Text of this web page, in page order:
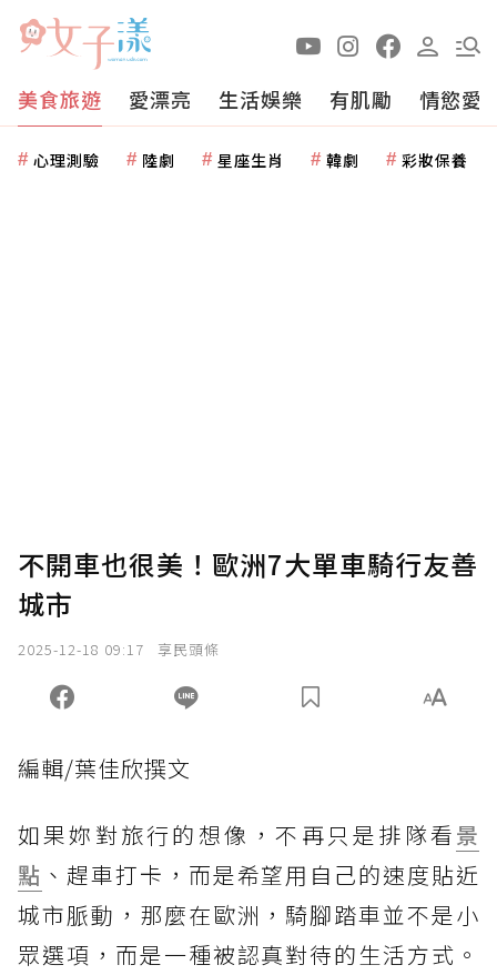
美食旅遊 愛漂亮 生活娛樂 有肌勵 情慾愛
心理測驗 陸劇 星座生肖 韓劇 彩妝保養
不開車也很美！歐洲7大單車騎行友善
城市
2025-12-18 09:17 享民頭條
編輯/葉佳欣撰文
如果妳對旅行的想像，不再只是排隊看景
點 、趕車打卡，而是希望用自己的速度貼近
城市脈動，那麼在歐洲，騎腳踏車並不是小
眾選項，而是一種被認真對待的生活方式。